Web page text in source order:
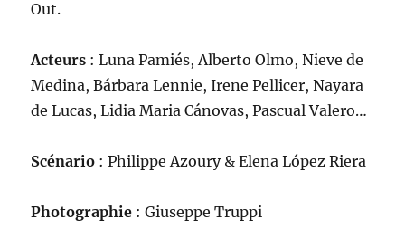
Out.
Acteurs : Luna Pamiés, Alberto Olmo, Nieve de
Medina, Bárbara Lennie, Irene Pellicer, Nayara
de Lucas, Lidia Maria Cánovas, Pascual Valero…
Scénario : Philippe Azoury & Elena López Riera
Photographie : Giuseppe Truppi